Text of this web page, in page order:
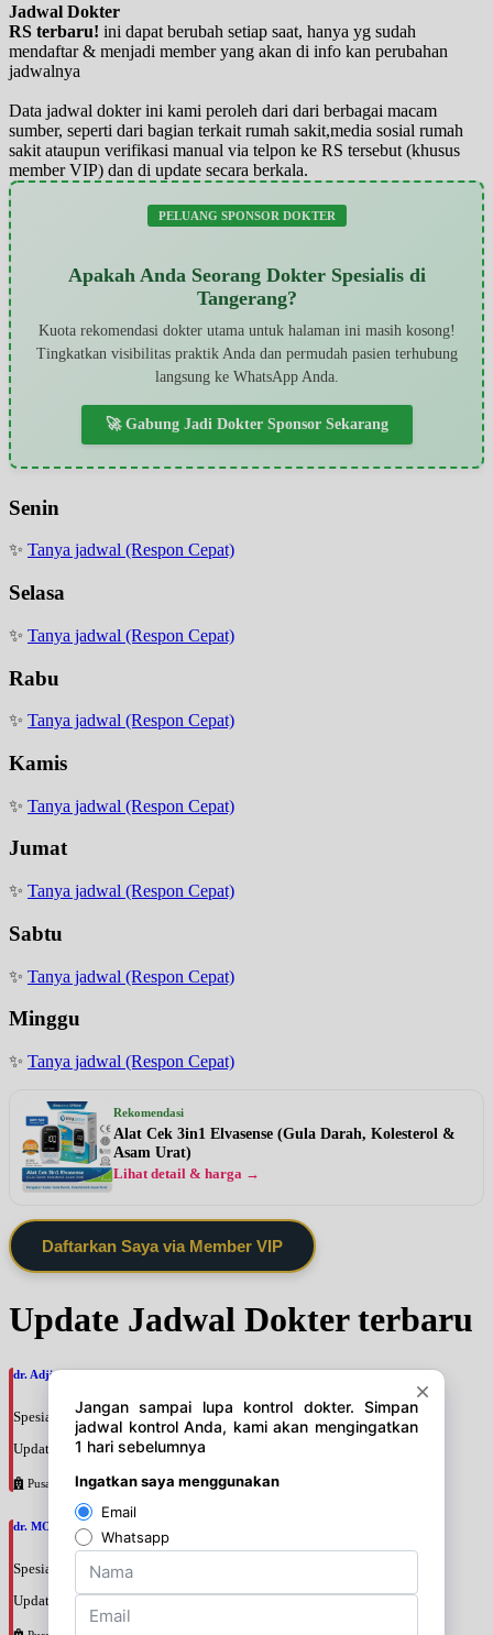
Jadwal Dokter
RS terbaru! ini dapat berubah setiap saat, hanya yg sudah
mendaftar & menjadi member yang akan di info kan perubahan
jadwalnya
Data jadwal dokter ini kami peroleh dari dari berbagai macam
sumber, seperti dari bagian terkait rumah sakit,media sosial rumah
sakit ataupun verifikasi manual via telpon ke RS tersebut (khusus
member VIP) dan di update secara berkala.
PELUANG SPONSOR DOKTER
Apakah Anda Seorang Dokter Spesialis di
Tangerang?
Kuota rekomendasi dokter utama untuk halaman ini masih kosong!
Tingkatkan visibilitas praktik Anda dan permudah pasien terhubung
langsung ke WhatsApp Anda.
🚀 Gabung Jadi Dokter Sponsor Sekarang
Senin
✨ Tanya jadwal (Respon Cepat)
Selasa
✨ Tanya jadwal (Respon Cepat)
Rabu
✨ Tanya jadwal (Respon Cepat)
Kamis
✨ Tanya jadwal (Respon Cepat)
Jumat
✨ Tanya jadwal (Respon Cepat)
Sabtu
✨ Tanya jadwal (Respon Cepat)
Minggu
✨ Tanya jadwal (Respon Cepat)
Rekomendasi
Alat Cek 3in1 Elvasense (Gula Darah, Kolesterol &
Asam Urat)
Lihat detail & harga →
Daftarkan Saya via Member VIP
Update Jadwal Dokter terbaru
dr. Adji Suprajitno, SpPD
Spesialis: Penyakit Dalam
Update terakhir: 2026-08-07 20:37:59
Pusat Pertamina
dr. MOCHAMAD PASHA, SpPD
Spesialis: Penyakit Dalam
Update terakhir: 2026-08-07 20:35:45